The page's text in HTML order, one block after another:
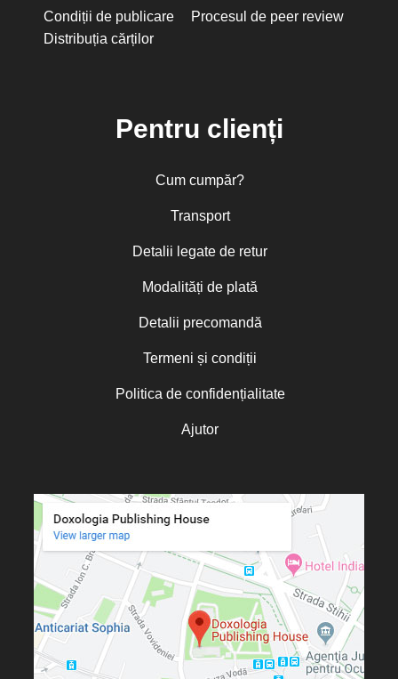
Condiții de publicare
Procesul de peer review
Distribuția cărților
Pentru clienți
Cum cumpăr?
Transport
Detalii legate de retur
Modalități de plată
Detalii precomandă
Termeni și condiții
Politica de confidențialitate
Ajutor